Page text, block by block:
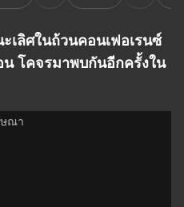
เลิศในถ้วนคอนเฟอเรนซ์
โคจรมาพบกันอีกครั้งใน